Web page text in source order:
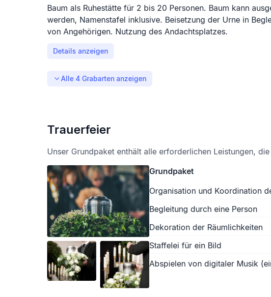
Baum als Ruhestätte für 2 bis 20 Personen. Baum kann
werden, Namenstafel inklusive. Beisetzung der Urne in
von Angehörigen. Nutzung des Andachtsplatzes.
Details anzeigen
Alle 4 Grabarten anzeigen
Trauerfeier
Unser Grundpaket enthält alle erforderlichen Leistungen,
Grundpaket
Organisation und Koordination
Begleitung durch eine Person
Dekoration der Räumlichkeiten
Staffelei für ein Bild
Abspielen von digitaler Musik